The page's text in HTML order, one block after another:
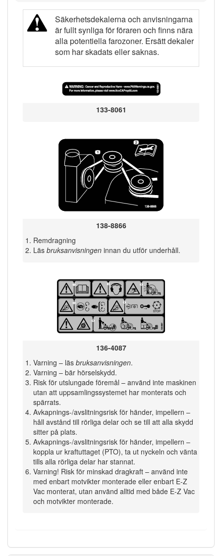
Säkerhetsdekalerna och anvisningarna
är fullt synliga för föraren och finns nära
alla potentiella farozoner. Ersätt dekaler
som har skadats eller saknas.
133-8061
138-8866
Remdragning
Läs bruksanvisningeninnan du utför underhåll.
136-4087
Varning – läs bruksanvisningen.
Varning – bär hörselskydd.
Risk för utslungade föremål – använd inte maskinen
utan att uppsamlingssystemet har monterats och
spärrats.
Avkapnings-/avslitningsrisk för händer, impellern –
håll avstånd till rörliga delar och se till att alla skydd
sitter på plats.
Avkapnings-/avslitningsrisk för händer, impellern –
koppla ur kraftuttaget (PTO), ta ut nyckeln och vänta
tills alla rörliga delar har stannat.
Varning! Risk för minskad dragkraft – använd inte
med enbart motvikter monterade eller enbart E-Z
Vac monterat, utan använd alltid med både E-Z Vac
och motvikter monterade.